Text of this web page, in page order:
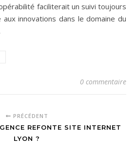
faciliterait un suivi toujours
innovations dans le domaine du
0 commentaire
PRÉCÉDENT
REFONTE SITE INTERNET
LYON ?